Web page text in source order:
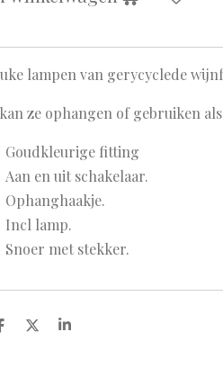
lampen van gerycyclede
kan ze ophangen of gebruiken
Goudkleurige fitting
Aan en uit schakelaar.
Ophanghaakje.
Incl lamp.
Snoer met stekker.
D
S